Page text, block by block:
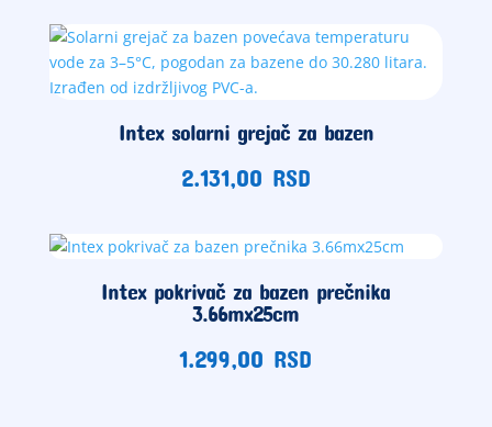
Intex solarni grejač za bazen
2.131,00 RSD
Intex pokrivač za bazen prečnika
3.66mx25cm
1.299,00 RSD